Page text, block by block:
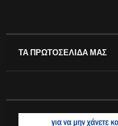
ΤΑ ΠΡΩΤΟΣΕΛΙΔΑ ΜΑΣ